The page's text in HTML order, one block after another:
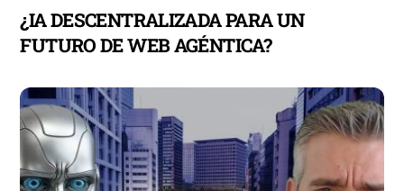
¿IA DESCENTRALIZADA PARA UN
FUTURO DE WEB AGÉNTICA?